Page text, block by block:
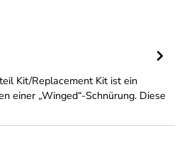
Kit/Replacement Kit ist ein
einer „Winged“-Schnürung. Diese